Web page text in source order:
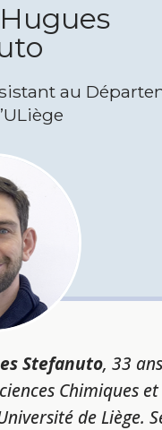
au
Stefanuto, 33
Chimiques
de Liège.